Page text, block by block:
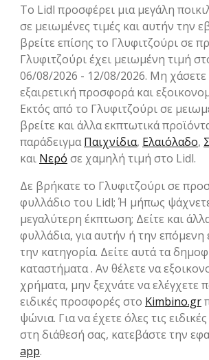
Το Lidl προσφέρει μια μεγάλη
σε μειωμένες τιμές και αυτήν την
βρείτε επίσης το Γλυφιτζούρι σε
Γλυφιτζούρι έχει μειωμένη τιμή
06/08/2026 - 12/08/2026. Μη χάσετε
εξαιρετική προσφορά και
Εκτός από το Γλυφιτζούρι σε
βρείτε και άλλα εκπτωτικά
παράδειγμαΠαιχνίδια, Ελαιόλαδο,
και Νερό σε χαμηλή τιμή στο Lidl.
Δε βρήκατε το Γλυφιτζούρι σε
φυλλάδιο του Lidl; Ή μήπως
μεγαλύτερη έκπτωση; Δείτε και
φυλλάδια, για αυτήν ή την
την κατηγορία. Δείτε αυτά τα
καταστήματα . Αν θέλετε να
χρήματα, μην ξεχνάτε να ελέγχετε
ειδικές προσφορές στο Kimbino.gr
ψώνια. Για να έχετε όλες τις
στη διάθεσή σας, κατεβάστε την
app.